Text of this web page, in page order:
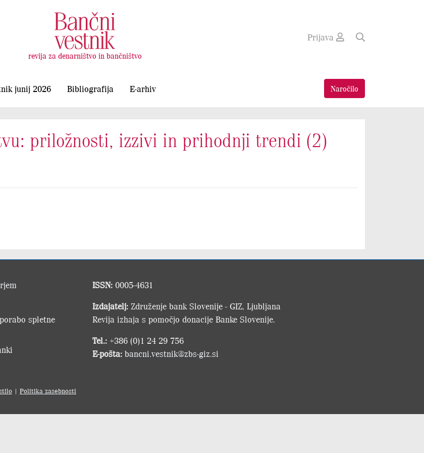
revija za denarništvo in bančništvo
Prijava
junij 2026 Bibliografija E-arhiv Naročilo
priložnosti, izzivi in prihodnji trendi (2)
spletne
ISSN: 0005-4631
Izdajatelj: Združenje bank Slovenije - GIZ, Ljubljana
Revija izhaja s pomočjo donacije Banke Slovenije.
Tel.: +386 (0)1 24 29 756
E-pošta: bancni.vestnik@zbs-giz.si
| Politika zasebnosti